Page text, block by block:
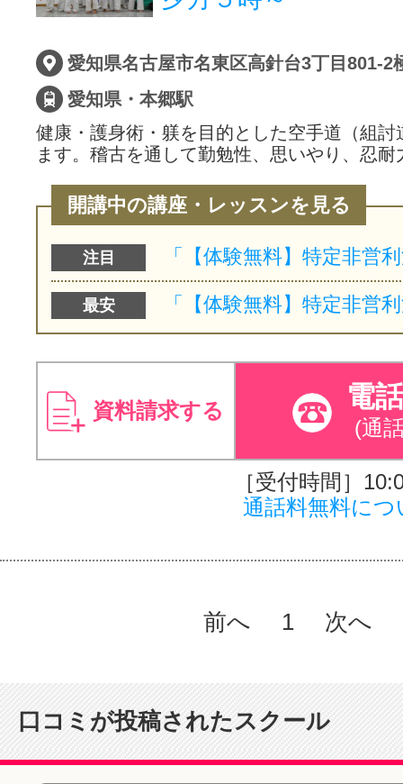
愛知県・本郷駅
健康・護身術・躾を目的とした空手道（組討
ます。稽古を通して勤勉性、思いやり、忍
開講中の講座・レッスンを見る
注目
最安
資料請求する 電
(通
［受付時間］
通話料無料につ
前へ 1 次へ
口コミが投稿されたスクール